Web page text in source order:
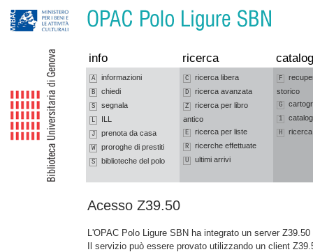
info ricerca
A informazioni
B chiedi
S segnala
L ILL
J prenota da casa
W proroghe di prestiti
S biblioteche del polo
C ricerca libera
D ricerca avanzata
Z
ricerca per libro
antico
E ricerca per liste
R ricerche effettuate
U ultimi arrivi
F
storico
G
1
H ricerca
Acesso Z39.50
L'OPAC Polo Ligure SBN ha integrato un server
Il servizio può essere provato utilizzando un client